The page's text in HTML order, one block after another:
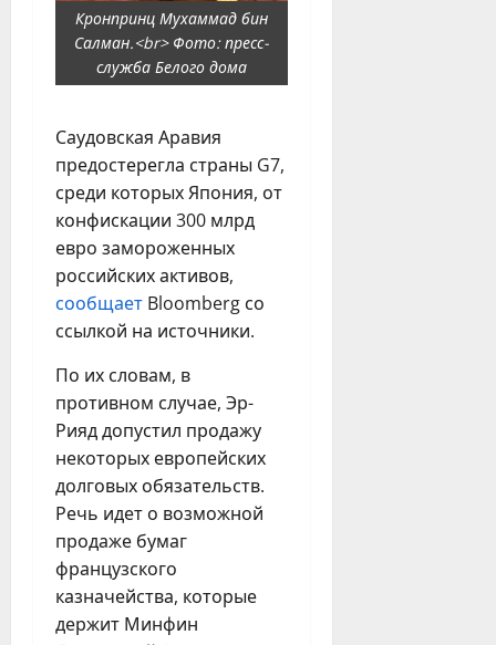
Кронпринц Мухаммад бин
Салман.<br> Фото: пресс-
служба Белого дома
Саудовская Аравия
предостерегла страны G7,
среди которых Япония, от
конфискации 300 млрд
евро замороженных
российских активов,
сообщает Bloomberg со
ссылкой на источники.
По их словам, в
противном случае, Эр-
Рияд допустил продажу
некоторых европейских
долговых обязательств.
Речь идет о возможной
продаже бумаг
французского
казначейства, которые
держит Минфин